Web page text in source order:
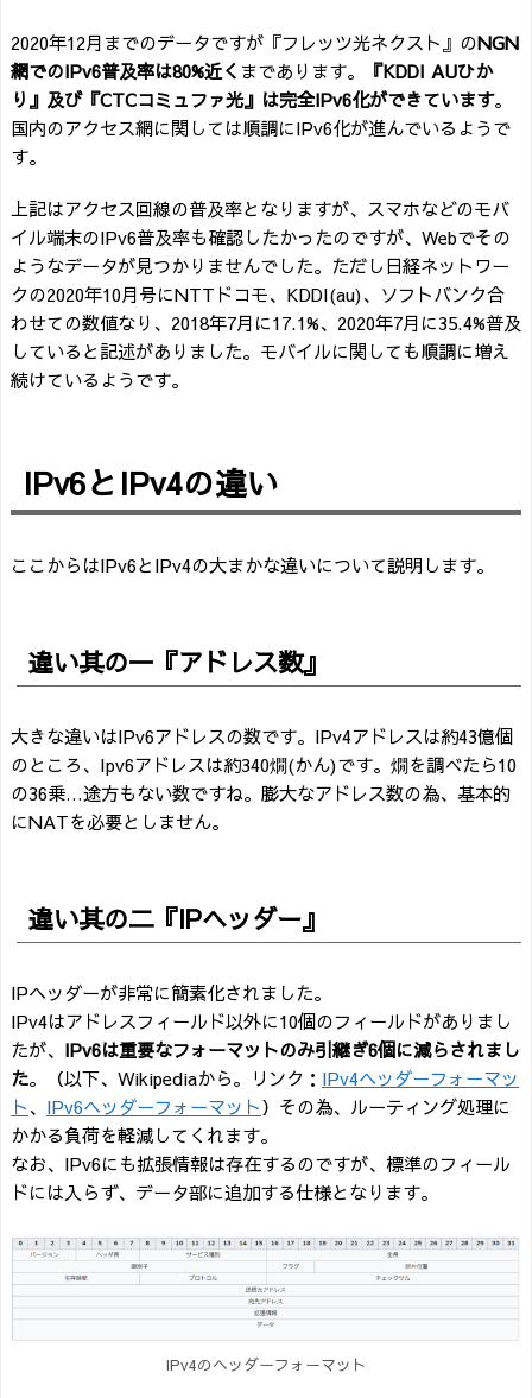
2020年12月までのデータですが『フレッツ光ネクスト』のNGN
網でのIPv6普及率は80%近く まであります。
『KDDI AUひか
り』及び『CTCコミュファ光』は完全IPv6化ができています。
国内のアクセス網に関しては順調にIPv6化が進んでいるようで
す。
上記はアクセス回線の普及率となりますが、スマホなどのモバ
イル端末のIPv6普及率も確認したかったのですが、Webでその
ようなデータが見つかりませんでした。ただし日経ネットワー
クの2020年10月号にNTTドコモ、KDDI(au)、ソフトバンク合
わせての数値なり、2018年7月に17.1%、2020年7月に35.4%普及
していると記述がありました。モバイルに関しても順調に増え
続けているようです。
IPv6とIPv4の違い
ここからはIPv6とIPv4の大まかな違いについて説明します。
違い其の一『アドレス数』
大きな違いはIPv6アドレスの数です。IPv4アドレスは約43億個
のところ、Ipv6アドレスは約340燗(かん)です。燗を調べたら10
の36乗…途方もない数ですね。膨大なアドレス数の為、基本的
にNATを必要としません。
違い其の二『IPヘッダー』
IPヘッダーが非常に簡素化されました。
IPv4はアドレスフィールド以外に10個のフィールドがありまし
たが、 IPv6は重要なフォーマットのみ引継ぎ6個に減らされまし
た。（以下、Wikipediaから。リンク： IPv4ヘッダーフォーマッ
ト、 IPv6ヘッダーフォーマット）その為、ルーティング処理に
かかる負荷を軽減してくれます。
なお、IPv6にも拡張情報は存在するのですが、標準のフィール
ドには入らず、データ部に追加する仕様となります。
IPv4のヘッダーフォーマット